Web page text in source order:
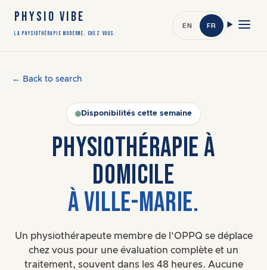
PHYSIO VIBE
LA PHYSIOTHÉRAPIE MODERNE. CHEZ VOUS.
EN FR
← Back to search
Disponibilités cette semaine
PHYSIOTHÉRAPIE À
DOMICILE
À VILLE-MARIE.
Un physiothérapeute membre de l’OPPQ se déplace
chez vous pour une évaluation complète et un
traitement, souvent dans les 48 heures. Aucune